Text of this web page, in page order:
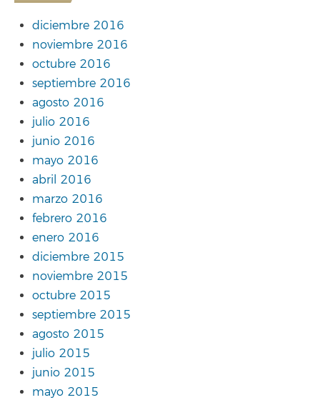
diciembre 2016
noviembre 2016
octubre 2016
septiembre 2016
agosto 2016
julio 2016
junio 2016
mayo 2016
abril 2016
marzo 2016
febrero 2016
enero 2016
diciembre 2015
noviembre 2015
octubre 2015
septiembre 2015
agosto 2015
julio 2015
junio 2015
mayo 2015